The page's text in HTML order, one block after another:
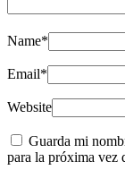
Name*
Email*
Website
Guarda mi
para la próxima vez